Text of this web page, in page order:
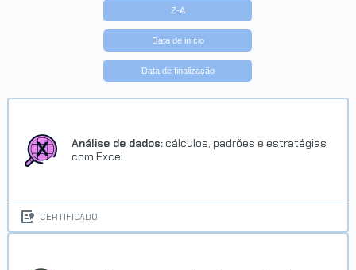
Z-A
Data de início
Data de finalização
Análise de dados: cálculos, padrões e estratégias
com Excel
CERTIFICADO